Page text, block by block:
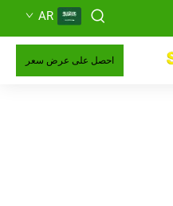
AR
احصل على عرض سعر